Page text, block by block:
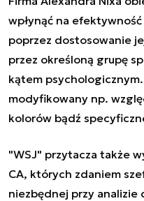
wpłynąć na
poprzez dostosowanie
przez określoną grupę
kątem psychologicznym.
modyfikowany np.
kolorów bądź
"WSJ" przytacza także
CA, których zdaniem
niezbędnej przy analizie